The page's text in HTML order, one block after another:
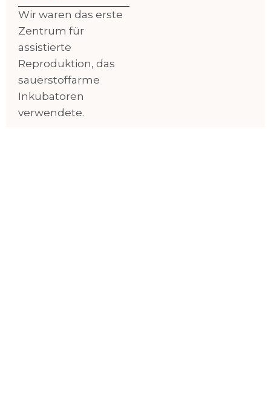
Wir waren das erste
Zentrum für
assistierte
Reproduktion, das
sauerstoffarme
Inkubatoren
verwendete.